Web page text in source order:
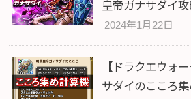
皇帝ガナサダイ攻
2024年1月22日
【ドラクエウォ
サダイのこころ